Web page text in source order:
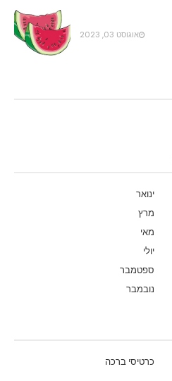
אוגוסט 03, 2023
ינואר
מרץ
מאי
יולי
ספטמבר
נובמבר
כרטיסי ברכה